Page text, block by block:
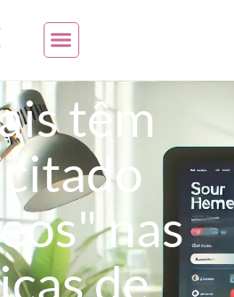
têm
nas
de